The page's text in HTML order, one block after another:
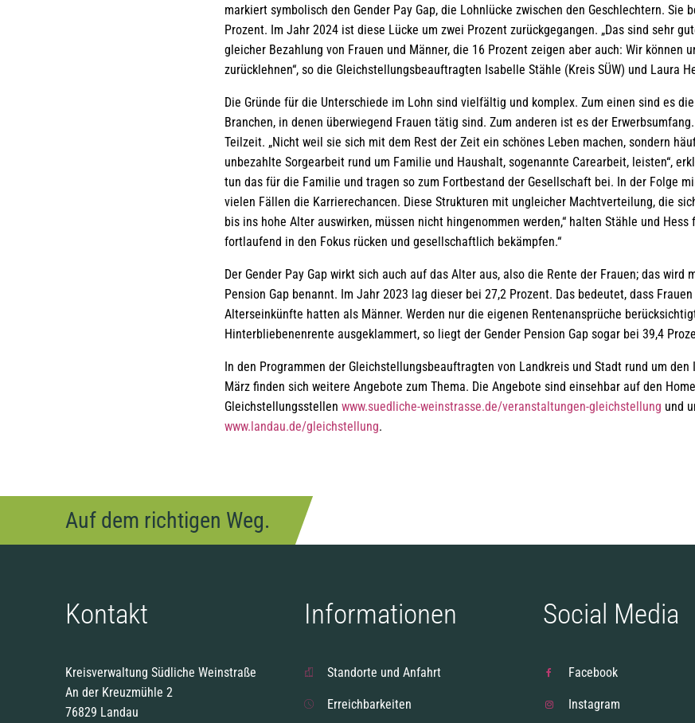
markiert symbolisch den Gender Pay Gap, die Lohnlücke zwischen den Geschlechtern. Sie
Prozent. Im Jahr 2024 ist diese Lücke um zwei Prozent zurückgegangen. „Das sind sehr
gleicher Bezahlung von Frauen und Männer, die 16 Prozent zeigen aber auch: Wir können
zurücklehnen“, so die Gleichstellungsbeauftragten Isabelle Stähle (Kreis SÜW) und Laura
Die Gründe für die Unterschiede im Lohn sind vielfältig und komplex. Zum einen sind es
Branchen, in denen überwiegend Frauen tätig sind. Zum anderen ist es der
Teilzeit. „Nicht weil sie sich mit dem Rest der Zeit ein schönes Leben machen, sondern
unbezahlte Sorgearbeit rund um Familie und Haushalt, sogenannte Carearbeit, leisten“,
tun das für die Familie und tragen so zum Fortbestand der Gesellschaft bei. In der Folge
vielen Fällen die Karrierechancen. Diese Strukturen mit ungleicher Machtverteilung, die
bis ins hohe Alter auswirken, müssen nicht hingenommen werden,“ halten Stähle und Hess
fortlaufend in den Fokus rücken und gesellschaftlich bekämpfen.“
Der Gender Pay Gap wirkt sich auch auf das Alter aus, also die Rente der Frauen; das wird
Pension Gap benannt. Im Jahr 2023 lag dieser bei 27,2 Prozent. Das bedeutet, dass
Alterseinkünfte hatten als Männer. Werden nur die eigenen Rentenansprüche
Hinterbliebenenrente ausgeklammert, so liegt der Gender Pension Gap sogar bei 39,4
In den Programmen der Gleichstellungsbeauftragten von Landkreis und Stadt rund um
März finden sich weitere Angebote zum Thema. Die Angebote sind einsehbar auf den
Gleichstellungsstellen www.suedliche-weinstrasse.de/veranstaltungen-gleichstellung und
www.landau.de/gleichstellung.
Auf dem richtigen Weg.
Kontakt
Kreisverwaltung Südliche Weinstraße
An der Kreuzmühle 2
76829 Landau
Informationen
Standorte und Anfahrt
Erreichbarkeiten
Social Media
Facebook
Instagram